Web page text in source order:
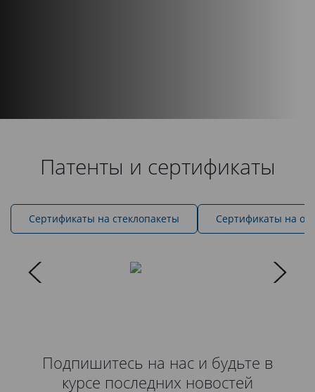
Патенты и сертификаты
Cертификаты на стеклопакеты Сертификаты на
Подпишитесь на нас и будьте в
курсе последних новостей